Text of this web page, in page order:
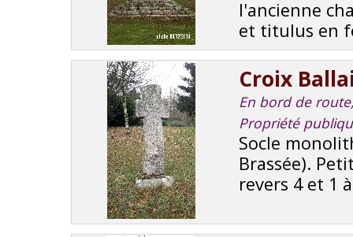
l'ancienne
et titulus en
Croix
En bord de
Propriété
Socle
Brassée).
revers 4 et 1